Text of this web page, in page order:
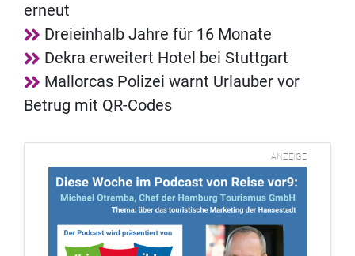
erneut
Dreieinhalb Jahre für 16 Monate
Dekra erweitert Hotel bei Stuttgart
Mallorcas Polizei warnt Urlauber vor
Betrug mit QR-Codes
ANZEIGE